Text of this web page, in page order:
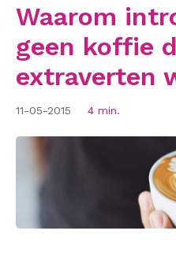
Waarom
geen koffie
extraverten
11-05-2015 4 min.